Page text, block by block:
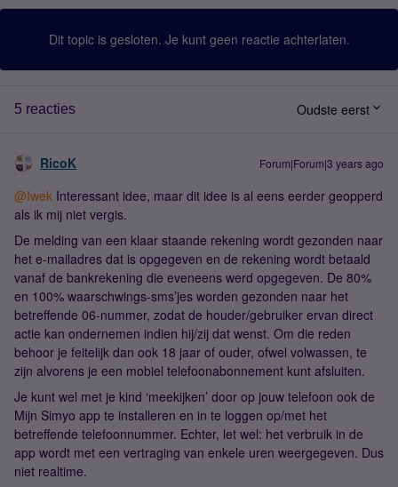
Dit topic is gesloten. Je kunt geen reactie achterlaten.
5 reacties Oudste eerst
RicoK Forum|Forum|3 years ago
@Iwek Interessant idee, maar dit idee is al eens eerder geopperd
als ik mij niet vergis.
De melding van een klaar staande rekening wordt gezonden naar
het e-mailadres dat is opgegeven en de rekening wordt betaald
vanaf de bankrekening die eveneens werd opgegeven. De 80%
en 100% waarschwings-sms’jes worden gezonden naar het
betreffende 06-nummer, zodat de houder/gebruiker ervan direct
actie kan ondernemen indien hij/zij dat wenst. Om die reden
behoor je feitelijk dan ook 18 jaar of ouder, ofwel volwassen, te
zijn alvorens je een mobiel telefoonabonnement kunt afsluiten.
Je kunt wel met je kind ‘meekijken’ door op jouw telefoon ook de
Mijn Simyo app te installeren en in te loggen op/met het
betreffende telefoonnummer. Echter, let wel: het verbruik in de
app wordt met een vertraging van enkele uren weergegeven. Dus
niet realtime.